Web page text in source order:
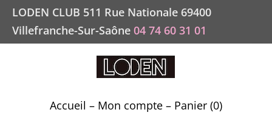
LODEN CLUB 511 Rue Nationale 69400
Villefranche-Sur-Saône 04 74 60 31 01
Accueil – Mon compte– Panier (0)